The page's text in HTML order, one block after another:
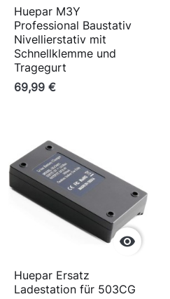
Huepar M3Y
Professional Baustativ
Nivellierstativ mit
Schnellklemme und
Tragegurt
69,99 €

Huepar Ersatz
Ladestation für 503CG